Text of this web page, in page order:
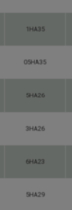
1HA35
05HA35
5HA26
3HA26
6HA23
5HA29